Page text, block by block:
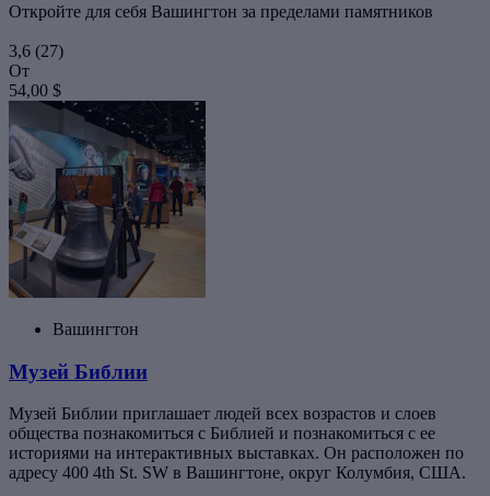
Откройте для себя Вашингтон за пределами памятников
3,6 (27)
От
54,00 $
Вашингтон
Музей Библии
Музей Библии приглашает людей всех возрастов и слоев
общества познакомиться с Библией и познакомиться с ее
историями на интерактивных выставках. Он расположен по
адресу 400 4th St. SW в Вашингтоне, округ Колумбия, США.